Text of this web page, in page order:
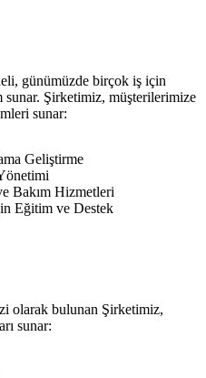
günümüzde birçok iş için
Şirketimiz, müşterilerimize
sunar:
Geliştirme
Bakım Hizmetleri
Eğitim ve Destek
olarak bulunan Şirketimiz,
sunar: